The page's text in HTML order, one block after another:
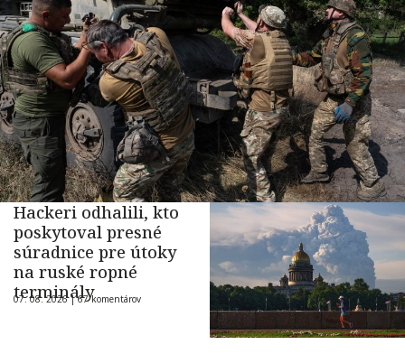
Hackeri odhalili, kto
poskytoval presné
súradnice pre útoky
na ruské ropné
terminály
07. 08. 2026 |67 komentárov